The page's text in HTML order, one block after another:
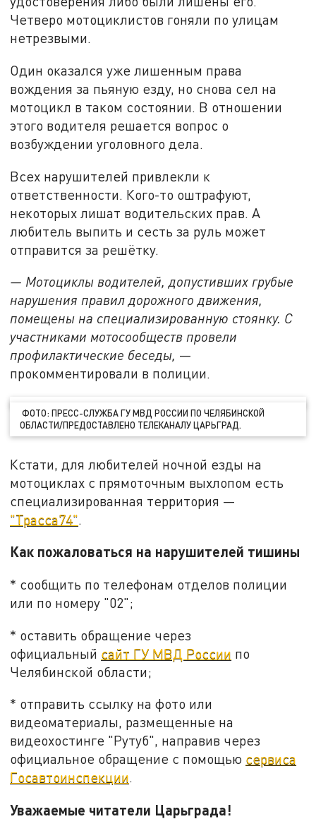
Четверо мотоциклистов гоняли по улицам
нетрезвыми.
Один оказался уже лишенным права
вождения за пьяную езду, но снова сел на
мотоцикл в таком состоянии. В отношении
этого водителя решается вопрос о
возбуждении уголовного дела.
Всех нарушителей привлекли к
ответственности. Кого-то оштрафуют,
некоторых лишат водительских прав. А
любитель выпить и сесть за руль может
отправится за решётку.
— Мотоциклы водителей, допустивших грубые
нарушения правил дорожного движения,
помещены на специализированную стоянку. С
участниками мотосообществ провели
профилактические беседы, —
прокомментировали в полиции.
ФОТО: ПРЕСС-СЛУЖБА ГУ МВД РОССИИ ПО ЧЕЛЯБИНСКОЙ
ОБЛАСТИ/ПРЕДОСТАВЛЕНО ТЕЛЕКАНАЛУ ЦАРЬГРАД.
Кстати, для любителей ночной езды на
мотоциклах с прямоточным выхлопом есть
специализированная территория —
"Трасса74".
Как пожаловаться на нарушителей тишины
* сообщить по телефонам отделов полиции
или по номеру "02";
* оставить обращение через
официальный сайт ГУ МВД России по
Челябинской области;
* отправить ссылку на фото или
видеоматериалы, размещенные на
видеохостинге "Рутуб", направив через
официальное обращение с помощью сервиса
Госавтоинспекции.
Уважаемые читатели Царьграда!